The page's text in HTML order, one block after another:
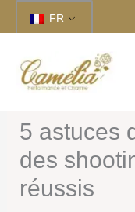
au
FR
5 astuces
des
réussis